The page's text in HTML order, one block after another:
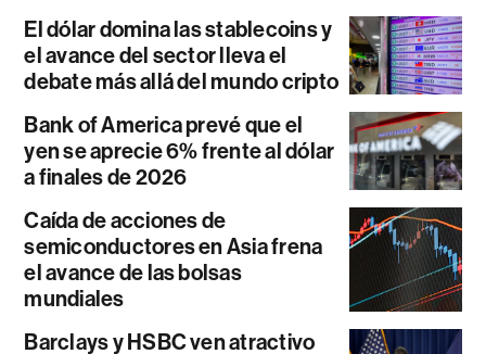
El dólar domina las stablecoins y
el avance del sector lleva el
debate más allá del mundo cripto
Bank of America prevé que el
yen se aprecie 6% frente al dólar
a finales de 2026
Caída de acciones de
semiconductores en Asia frena
el avance de las bolsas
mundiales
Barclays y HSBC ven atractivo